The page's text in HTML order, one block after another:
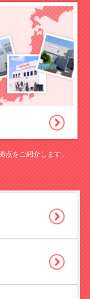
点をご紹介します。